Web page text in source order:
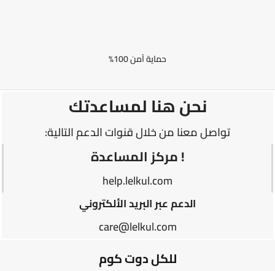
حماية آمن 100%
نحن هنا لمساعدتك
تواصل معنا من خلال قنوات الدعم التالية:
! مركز المساعدة
help.lelkul.com
الدعم عبر البريد الألكتروني
care@lelkul.com
للكل دوت كوم